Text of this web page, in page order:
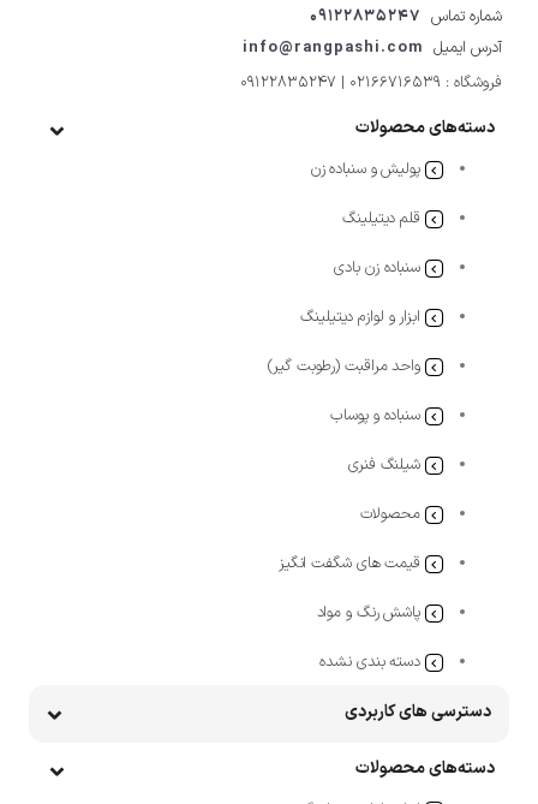
شماره تماس 09122835247
آدرس ایمیل info@rangpashi.com
فروشگاه : 02166716539 | 09122835247
دسته‌های محصولات
پولیش و سنباده زن
قلم دیتیلینگ
سنباده زن بادی
ابزار و لوازم دیتیلینگ
واحد مراقبت (رطوبت گیر)
سنباده و پوساب
شیلنگ فنری
محصولات
قیمت های شگفت انگیز
پاشش رنگ و مواد
دسته بندی نشده
دسترسی های کاربردی
دسته‌های محصولات